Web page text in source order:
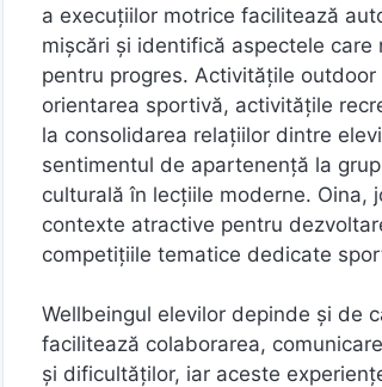
a execuțiilor motrice facilitează
mișcări și identifică aspectele
pentru progres. Activitățile
orientarea sportivă, activitățile
la consolidarea relațiilor dintre
sentimentul de apartenență la
culturală în lecțiile moderne. Oina,
contexte atractive pentru
competițiile tematice dedicate
Wellbeingul elevilor depinde și de
facilitează colaborarea,
și dificultăților, iar aceste